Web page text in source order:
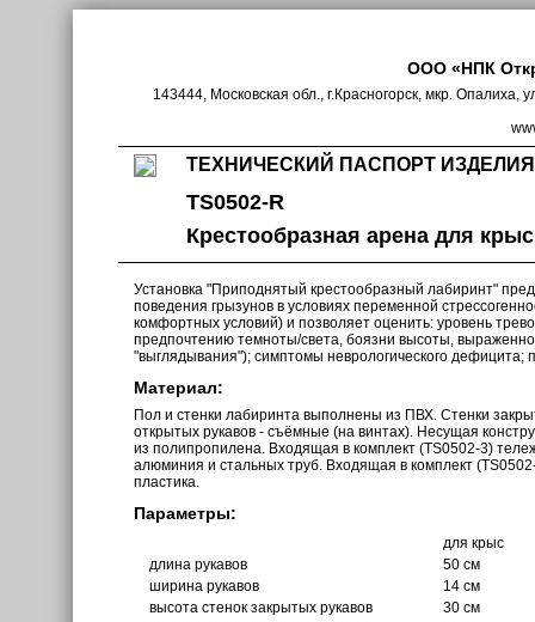
ООО «НПК
143444, Московская обл., г.Красногорск, мкр. Опалиха,
ТЕХНИЧЕСКИЙ ПАСПОРТ
TS0502-R
Крестообразная арена для
Установка "Приподнятый крестообразный лабиринт"
поведения грызунов в условиях переменной
комфортных условий) и позволяет оценить: уровень
предпочтению темноты/света, боязни высоты,
"выглядывания"); симптомы неврологического дефицита;
Материал:
Пол и стенки лабиринта выполнены из ПВХ. Стенки
открытых рукавов - съёмные (на винтах). Несущая
из полипропилена. Входящая в комплект (TS0502-3)
алюминия и стальных труб. Входящая в комплект
пластика.
Параметры:
для крыс
длина рукавов
50 см
ширина рукавов
14 см
высота стенок закрытых рукавов
30 см